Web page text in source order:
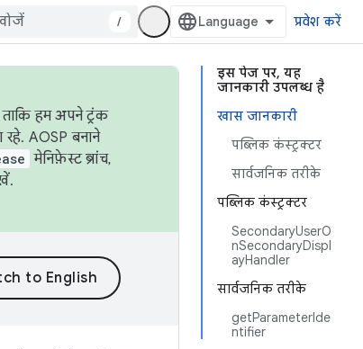
/ प्रवेश करें
इस पेज पर, यह
जानकारी उपलब्ध है
खास जानकारी
पब्लिक कंस्ट्रक्टर
सार्वजनिक तरीके
पब्लिक कंस्ट्रक्टर
SecondaryUserO
nSecondaryDispl
ayHandler
सार्वजनिक तरीके
getParameterIde
ntifier
हम अपने ट्रंक
AOSP बनाने
मेनिफ़ेस्ट ब्रांच,